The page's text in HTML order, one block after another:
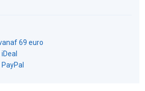
69 euro